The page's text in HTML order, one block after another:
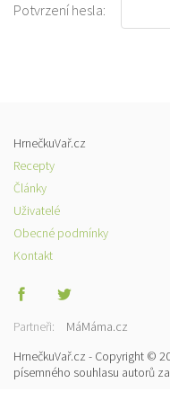
Potvrzení hesla:
HrnečkuVař.cz
Recepty
Články
Uživatelé
Obecné podmínky
Kontakt
Partneři:
MáMáma.cz
HrnečkuVař.cz - Copyright ©
písemného souhlasu autorů